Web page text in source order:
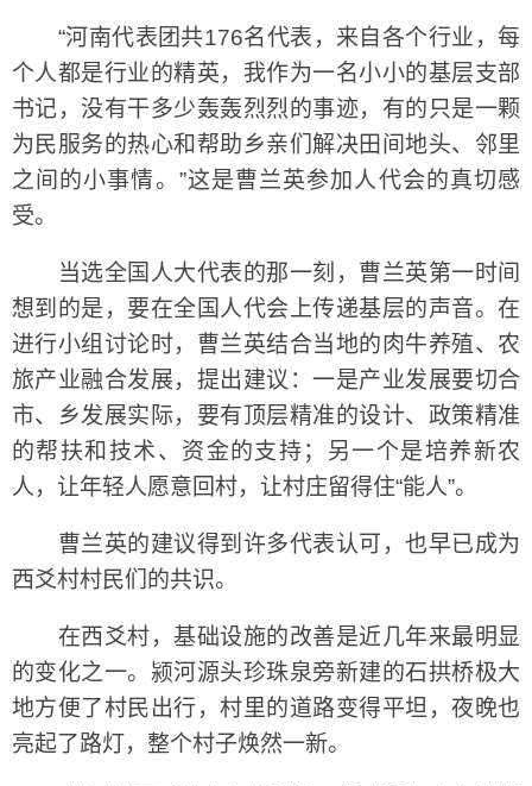
“河南代表团共176名代表，来自各个行业，每
个人都是行业的精英，我作为一名小小的基层支部
书记，没有干多少轰轰烈烈的事迹，有的只是一颗
为民服务的热心和帮助乡亲们解决田间地头、邻里
之间的小事情。”这是曹兰英参加人代会的真切感
受。
当选全国人大代表的那一刻，曹兰英第一时间
想到的是，要在全国人代会上传递基层的声音。在
进行小组讨论时，曹兰英结合当地的肉牛养殖、农
旅产业融合发展，提出建议：一是产业发展要切合
市、乡发展实际，要有顶层精准的设计、政策精准
的帮扶和技术、资金的支持；另一个是培养新农
人，让年轻人愿意回村，让村庄留得住“能人”。
曹兰英的建议得到许多代表认可，也早已成为
西爻村村民们的共识。
在西爻村，基础设施的改善是近几年来最明显
的变化之一。颍河源头珍珠泉旁新建的石拱桥极大
地方便了村民出行，村里的道路变得平坦，夜晚也
亮起了路灯，整个村子焕然一新。